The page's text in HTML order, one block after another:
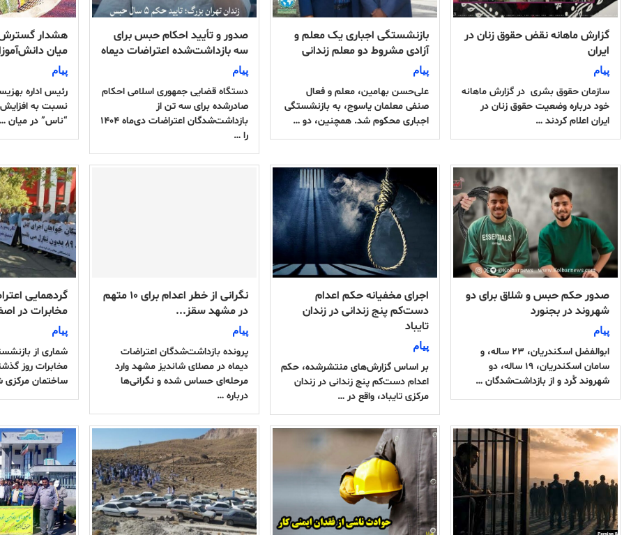
گزارش ماهانه نقض حقوق زنان در
ایران
پیام
سازمان حقوق بشری در گزارش ماهانه
خود درباره وضعیت حقوق زنان در
ایران اعلام کردند …
بازنشستگی اجباری یک معلم و
آزادی مشروط دو معلم زندانی
پیام
علی‌حسن بهامین، معلم و فعال
صنفی معلمان یاسوج، به بازنشستگی
اجباری محکوم شد. همچنین، دو …
صدور و تأیید احکام حبس برای
سه بازداشت‌شده اعتراضات دیماه
پیام
دستگاه قضایی جمهوری اسلامی احکام
صادرشده برای سه تن از
بازداشت‌شدگان اعتراضات دی‌ماه ۱۴۰۴
را …
هشدار گسترش
میان
پیام
رئیس اداره
نسبت به
“ناس” در میان …
صدور حکم حبس و شلاق برای دو
شهروند در بجنورد
پیام
ابوالفضل اسکندریان، ۲۳ ساله، و
سامان اسکندریان، ۱۹ ساله، دو
شهروند کُرد و از بازداشت‌شدگان …
اجرای مخفیانه حکم اعدام
دست‌کم پنج زندانی در زندان
تایباد
پیام
بر اساس گزارش‌های منتشرشده، حکم
اعدام دست‌کم پنج زندانی در زندان
مرکزی تایباد، واقع در …
نگرانی از خطر اعدام برای ۱۰ متهم
در مشهد سقز...
پیام
پرونده بازداشت‌شدگان اعتراضات
دیماه در مصلای شاندیز مشهد وارد
مرحله‌ای حساس شده و نگرانی‌ها
درباره …
گردهمایی
مخابرات در
پیام
شماری از
مخابرات روز
ساختمان